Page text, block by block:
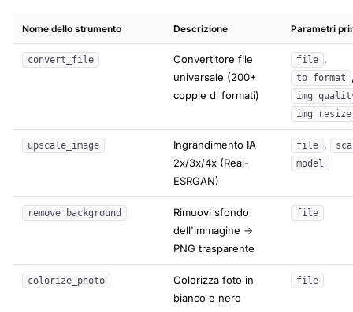
Nome dello strumento Descrizione Parametri
convert_file
Convertitore file
universale (200+
coppie di formati)
file ,
to_format
upscale_image
Ingrandimento IA
2x/3x/4x (Real-
ESRGAN)
file ,
model
remove_background
Rimuovi sfondo
dell'immagine →
PNG trasparente
file
colorize_photo
Colorizza foto in
bianco e nero
file